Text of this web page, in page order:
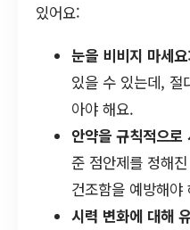
있어요:
눈을 비비지 마세요
있을 수 있는데, 절
아야 해요.
안약을 규칙적으로
준 점안제를 정해
건조함을 예방해야
시력 변화에 대해